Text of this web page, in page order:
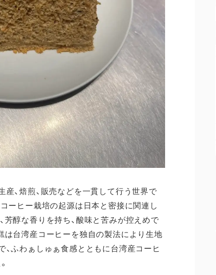
、焙煎、販売などを一貫して行う世界で
ーヒー栽培の起源は日本と密接に関連し
芳醇な香りを持ち、酸味と苦みが控えめで
は台湾産コーヒーを独自の製法により生地
、ふわぁしゅぁ食感とともに台湾産コーヒ